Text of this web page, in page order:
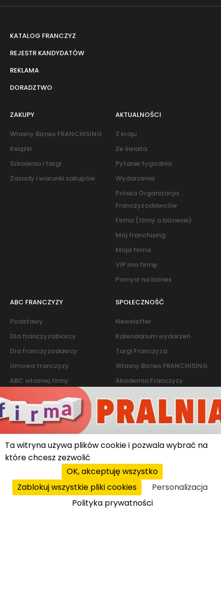
KATALOG FRANCZYZ
REJESTR KANDYDATÓW
REKLAMA
DORADZTWO
ZAKUPY
Własny Biznes FRANCHISING
Książki
Szkolenia i targi
Zasady i warunki zakupów
AKTUALNOŚCI
Z kraju
Ze świata
Pytanie tygodnia
Wydarzenia
Polska Organizacja
Franczyzodawców
Firma (filmy o biznesie)
Mój franchising
Moja firma
VIP ma firmę
Pomysł na biznes
ABC FRANCZYZY
Podstawy
Dla franczyzobiorcy
Dla franczyzodawcy
Umowa franczyzy
ABC własnej firmy
Słownik franczyzy i biznesu
SPOŁECZNOŚĆ
Newsletter
Kalendarium wydarzeń
Targi Franczyza
Własny Biznes FRANCHISING
Akademia Franczyzy
Kontakt
Polityka cookies |Polityka prywatności
© 2026 PROFIT system sp. z o.o. All rights reserved.
Ta witryna używa plików cookie i pozwala wybrać na
które chcesz zezwolić
OK, akceptuję wszystko
Zablokuj wszystkie pliki cookies
Personalizacja
Polityka prywatności